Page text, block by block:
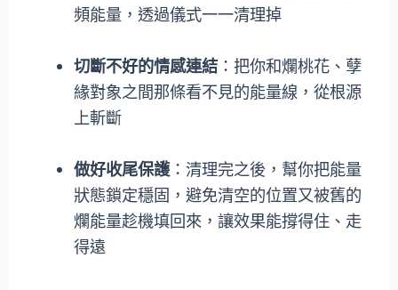
頻能量，透過儀式一一清理掉
切斷不好的情感連結：把你和爛桃花、孽
緣對象之間那條看不見的能量線，從根源
上斬斷
做好收尾保護：清理完之後，幫你把能量
狀態鎖定穩固，避免清空的位置又被舊的
爛能量趁機填回來，讓效果能撐得住、走
得遠